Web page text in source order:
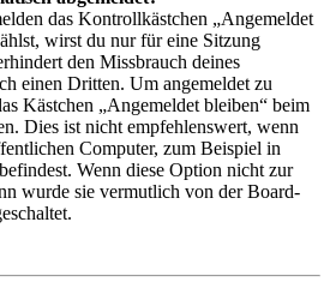
das Kontrollkästchen „Angemeldet
wirst du nur für eine Sitzung
den Missbrauch deines
einen Dritten. Um angemeldet zu
Kästchen „Angemeldet bleiben“ beim
Dies ist nicht empfehlenswert, wenn
Computer, zum Beispiel in
Wenn diese Option nicht zur
wurde sie vermutlich von der Board-